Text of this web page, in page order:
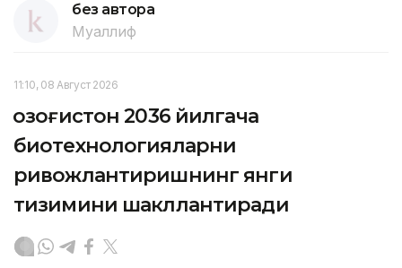
без автора
Муаллиф
11:10, 08 Август 2026
Қозоғистон 2036 йилгача
биотехнологияларни
ривожлантиришнинг янги
тизимини шакллантиради